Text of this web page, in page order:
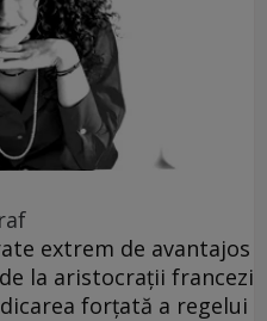
extrem de avantajos
la aristocrații francezi
forțată a regelui